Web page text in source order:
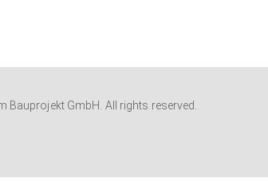
GmbH. All rights reserved.